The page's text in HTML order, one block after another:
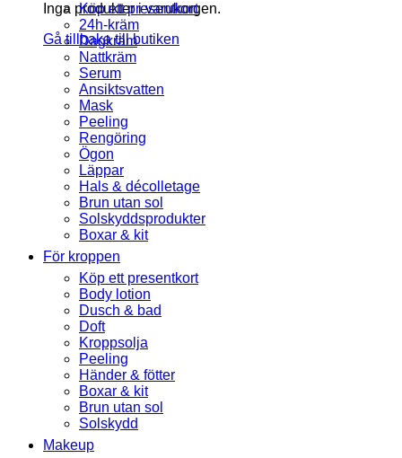
Inga produkter i varukorgen.
Gå tillbaka till butiken
Köp ett presentkort
24h-kräm
Dagkräm
Nattkräm
Serum
Ansiktsvatten
Mask
Peeling
Rengöring
Ögon
Läppar
Hals & décolletage
Brun utan sol
Solskyddsprodukter
Boxar & kit
För kroppen
Köp ett presentkort
Body lotion
Dusch & bad
Doft
Kroppsolja
Peeling
Händer & fötter
Boxar & kit
Brun utan sol
Solskydd
Makeup